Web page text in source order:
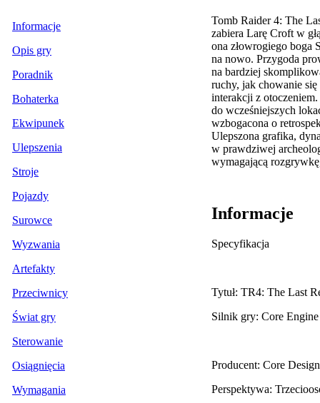
Informacje
Opis gry
Poradnik
Bohaterka
Ekwipunek
Ulepszenia
Stroje
Pojazdy
Surowce
Wyzwania
Artefakty
Przeciwnicy
Świat gry
Sterowanie
Osiągnięcia
Wymagania
Tomb Raider 4: The
zabiera Larę Croft w
ona złowrogiego boga
na nowo. Przygoda
na bardziej
ruchy, jak chowanie
interakcji z
do wcześniejszych
wzbogacona o
Ulepszona grafika,
w prawdziwej
wymagającą
Informacje
Specyfikacja
Tytuł: TR4: The Last
Silnik gry: Core Engine
Producent: Core Design
Perspektywa: